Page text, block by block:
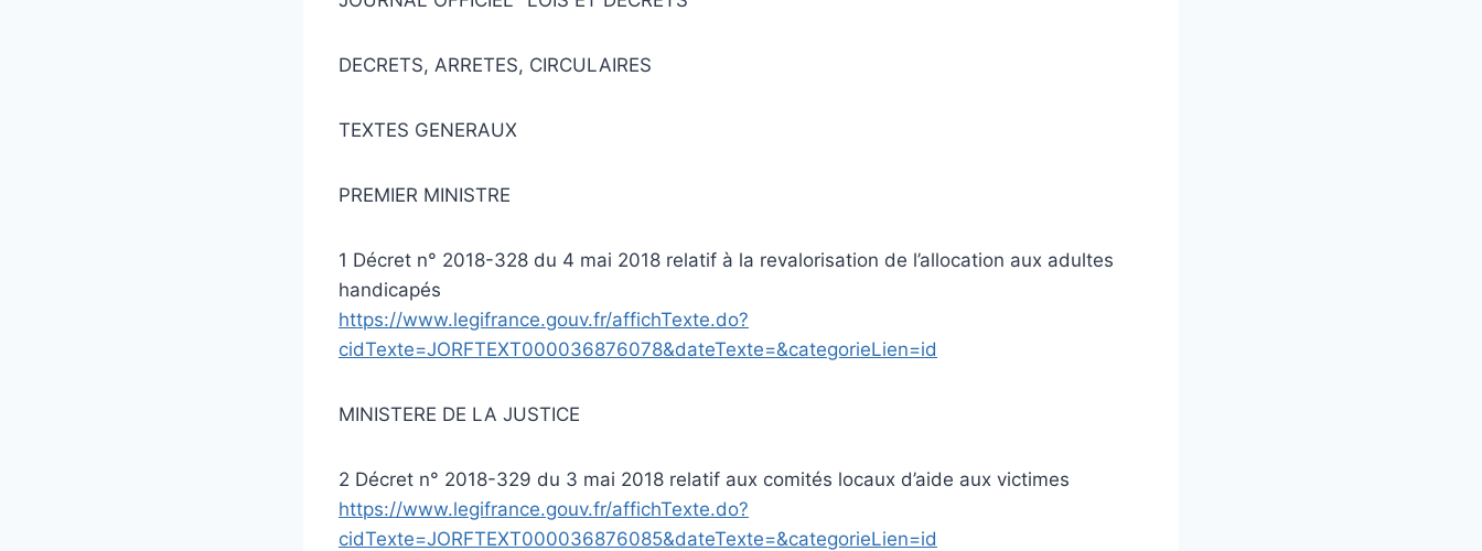
DECRETS, ARRETES, CIRCULAIRES
TEXTES GENERAUX
PREMIER MINISTRE
1 Décret n° 2018-328 du 4 mai 2018 relatif à la revalorisation de l’allocation aux adultes
handicapés
https://www.legifrance.gouv.fr/affichTexte.do?
cidTexte=JORFTEXT000036876078&dateTexte=&categorieLien=id
MINISTERE DE LA JUSTICE
2 Décret n° 2018-329 du 3 mai 2018 relatif aux comités locaux d’aide aux victimes
https://www.legifrance.gouv.fr/affichTexte.do?
cidTexte=JORFTEXT000036876085&dateTexte=&categorieLien=id